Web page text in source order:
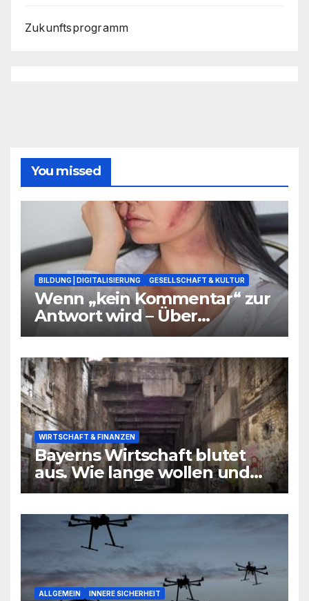
Zukunftsprogramm
You missed
BILDUNG | DIGITALISIERUNG GESELLSCHAFT & KULTUR
Wenn „kein Kommentar“ zur
Antwort wird – Über
Warnsignale aus Schulen, die
WIRTSCHAFT & FINANZEN
Bayerns Wirtschaft blutet
aus. Wie lange wollen und
können wir uns den
noch leisten?
ALLGEMEIN INNERE SICHERHEIT